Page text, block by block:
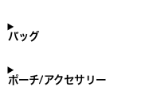
バッグ
ポーチ/アクセサリー